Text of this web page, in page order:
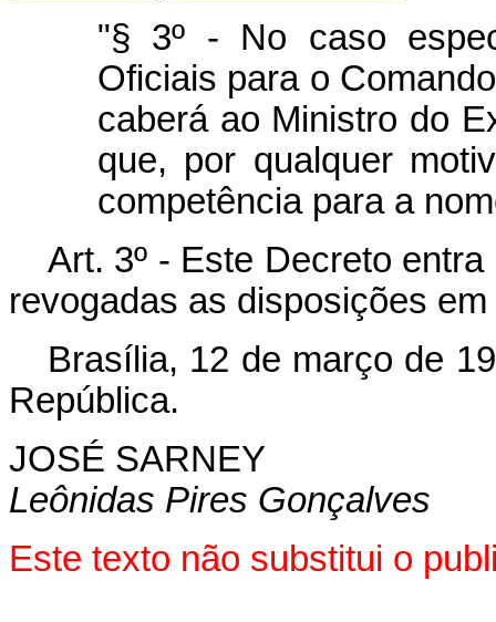
"§ 3º - No caso
Oficiais para o
caberá ao Ministro do
que, por qualquer
competência para a
Art. 3º - Este Decreto
revogadas as disposições
Brasília, 12 de março de
República.
JOSÉ SARNEY
Leônidas Pires Gonçalves
Este texto não substitui o